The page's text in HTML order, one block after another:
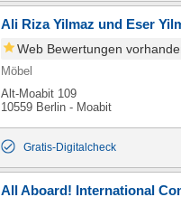
Ali Riza Yilmaz und Eser
Web Bewertungen
Möbel
Alt-Moabit 109
10559 Berlin - Moabit
Gratis-Digitalcheck
All Aboard! International